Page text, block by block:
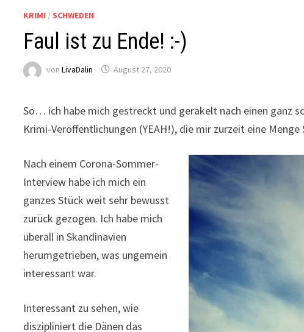
KRIMI / SCHWEDEN
Faul ist zu Ende! :-)
vonLivaDalin August 27, 2020
So… ich habe mich gestreckt und geräkelt nach einen ganz
Krimi-Veröffentlichungen (YEAH!), die mir zurzeit eine Menge
Nach einem Corona-Sommer-
Interview habe ich mich ein
ganzes Stück weit sehr bewusst
zurück gezogen. Ich habe mich
überall in Skandinavien
herumgetrieben, was ungemein
interessant war.
Interessant zu sehen, wie
diszipliniert die Dänen das